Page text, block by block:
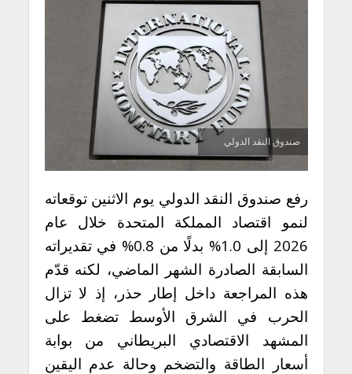
صندوق النقد الدولي
رفع صندوق النقد الدولي يوم الاثنين توقعاته
لنمو اقتصاد المملكة المتحدة خلال عام
2026 إلى 1.0% بدلًا من 0.8% في تقديراته
السابقة الصادرة الشهر الماضي، لكنه قدّم
هذه المراجعة داخل إطار حذر، إذ لا تزال
الحرب في الشرق الأوسط تضغط على
المشهد الاقتصادي البريطاني من بوابة
أسعار الطاقة والتضخم وحالة عدم اليقين